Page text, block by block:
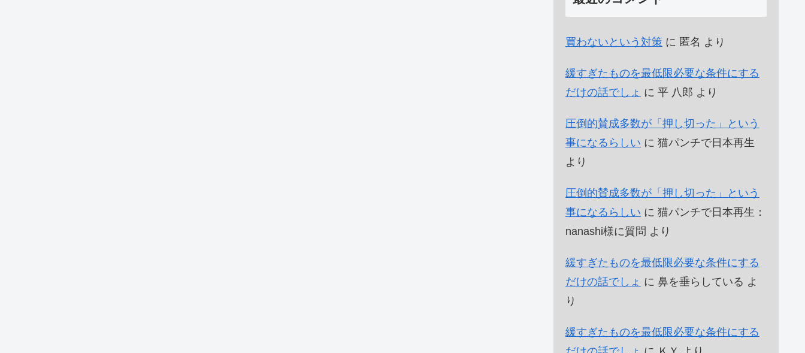
買わないという対策 に 匿名 より
緩すぎたものを最低限必要な条件にする
だけの話でしょ に 平 八郎 より
圧倒的賛成多数が「押し切った」という
事になるらしい に 猫パンチで日本再生
より
圧倒的賛成多数が「押し切った」という
事になるらしい に 猫パンチで日本再生：
nanashi様に質問 より
緩すぎたものを最低限必要な条件にする
だけの話でしょ に 鼻を垂らしている よ
り
緩すぎたものを最低限必要な条件にする